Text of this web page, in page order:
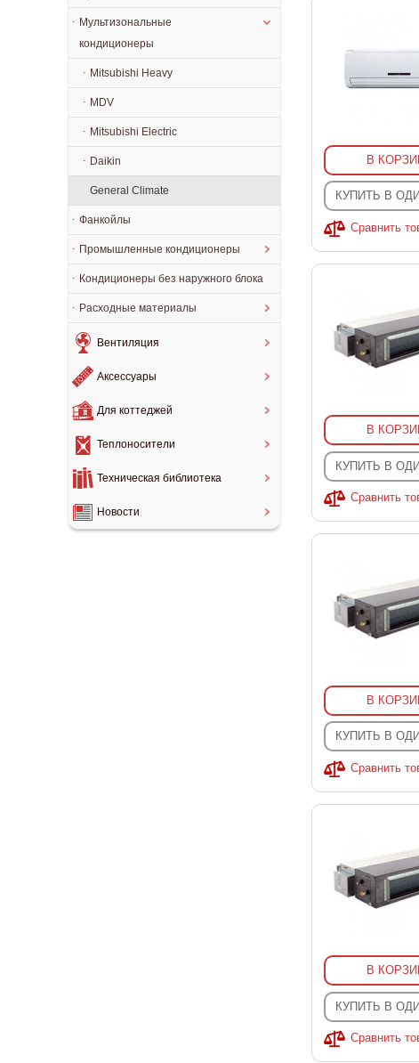
Мультизональные
кондиционеры
Mitsubishi Heavy
MDV
Mitsubishi Electric
Daikin
General Climate
Фанкойлы
Промышленные кондиционеры
Кондиционеры без наружного блока
Расходные материалы
Вентиляция
Аксессуары
Для коттеджей
Теплоносители
Техническая библиотека
Новости
В
КУПИТЬ В
Сравнить
В
КУПИТЬ В
Сравнить
В
КУПИТЬ В
Сравнить
В
КУПИТЬ В
Сравнить